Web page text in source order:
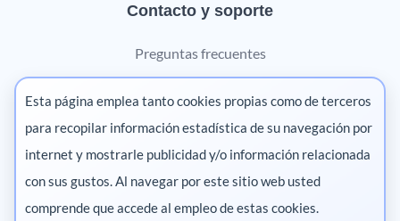
Contacto y soporte
Preguntas frecuentes
Contáctanos
Marketing digital
Pharma
Esta página emplea tanto cookies propias como de terceros
para recopilar información estadística de su navegación por
internet y mostrarle publicidad y/o información relacionada
con sus gustos. Al navegar por este sitio web usted
comprende que accede al empleo de estas cookies.